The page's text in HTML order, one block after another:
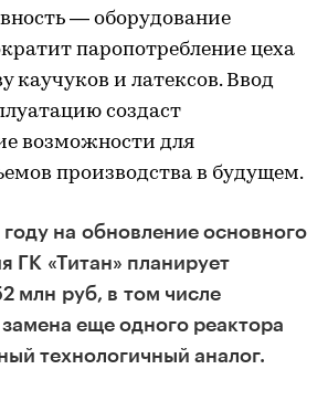
— оборудование
паропотребление цеха
каучуков и латексов. Ввод
создаст
возможности для
производства в будущем.
году на обновление основного
ГК «Титан» планирует
млн руб, в том числе
еще одного реактора
технологичный аналог.